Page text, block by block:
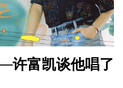
许富凯谈他唱了